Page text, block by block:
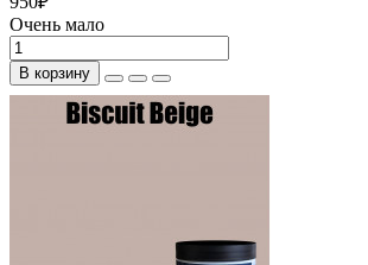
Очень мало
В корзину